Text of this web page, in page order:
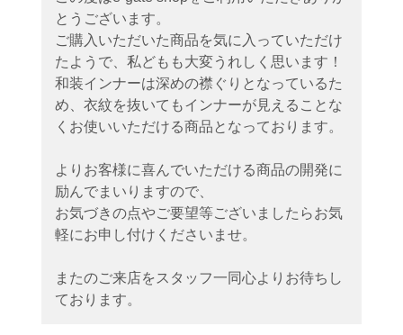
とうございます。
ご購入いただいた商品を気に入っていただけ
たようで、私どもも大変うれしく思います！
和装インナーは深めの襟ぐりとなっているた
め、衣紋を抜いてもインナーが見えることな
くお使いいただける商品となっております。
よりお客様に喜んでいただける商品の開発に
励んでまいりますので、
お気づきの点やご要望等ございましたらお気
軽にお申し付けくださいませ。
またのご来店をスタッフ一同心よりお待ちし
ております。